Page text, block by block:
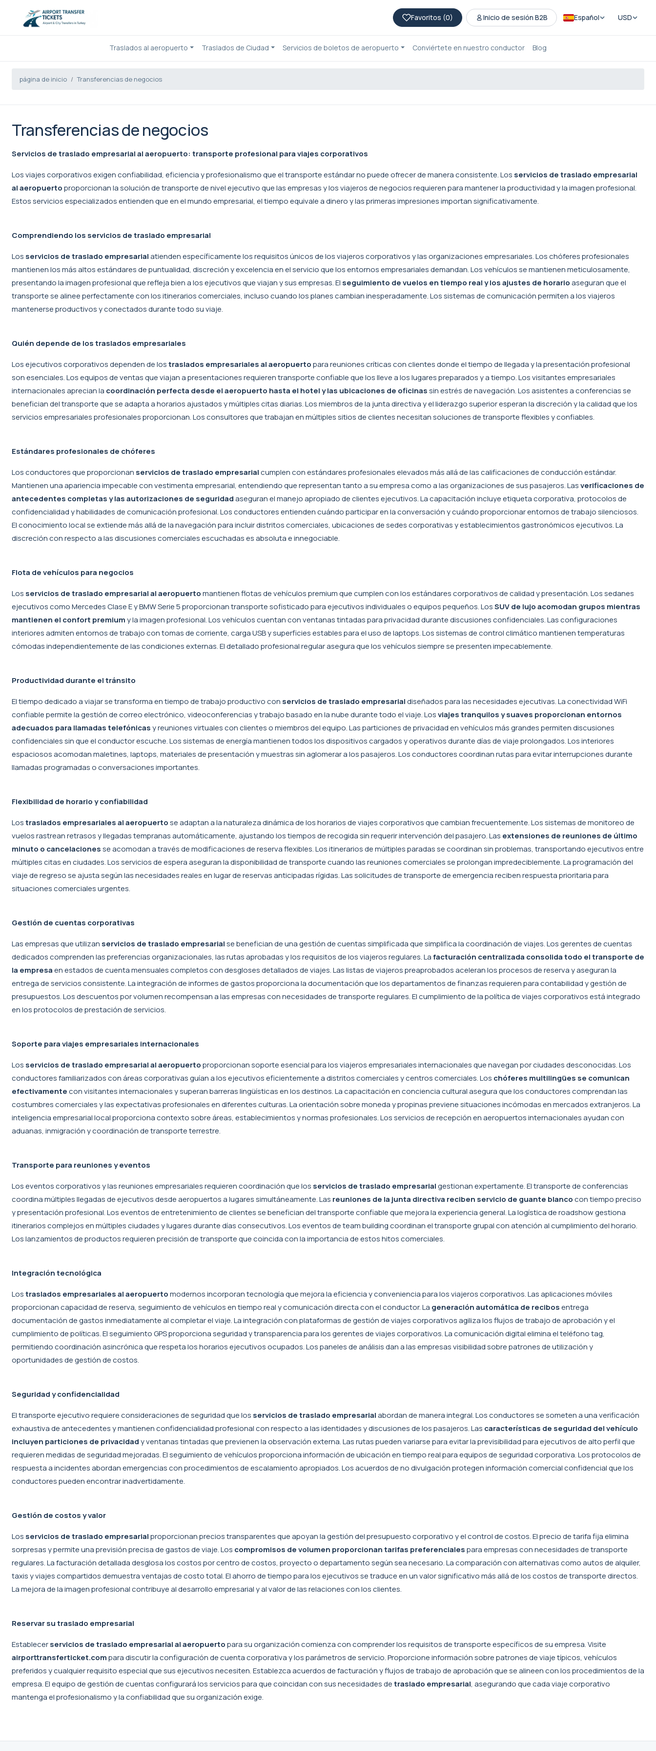
Favoritos (0) Inicio de sesión B2B Español USD
Traslados al aeropuerto Traslados de Ciudad Servicios de boletos de aeropuerto Conviértete en nuestro conductor Blog
página de inicio Transferencias de negocios
Transferencias de negocios
Servicios de traslado empresarial al aeropuerto: transporte profesional para viajes corporativos
Los viajes corporativos exigen confiabilidad, eficiencia y profesionalismo que el transporte estándar no puede ofrecer de manera consistente. Los servicios de traslado empresarial
al aeropuertoproporcionan la solución de transporte de nivel ejecutivo que las empresas y los viajeros de negocios requieren para mantener la productividad y la imagen profesional.
Estos servicios especializados entienden que en el mundo empresarial, el tiempo equivale a dinero y las primeras impresiones importan significativamente.
Comprendiendo los servicios de traslado empresarial
Los servicios de traslado empresarialatienden específicamente los requisitos únicos de los viajeros corporativos y las organizaciones empresariales. Los chóferes profesionales
mantienen los más altos estándares de puntualidad, discreción y excelencia en el servicio que los entornos empresariales demandan. Los vehículos se mantienen meticulosamente,
presentando la imagen profesional que refleja bien a los ejecutivos que viajan y sus empresas. El seguimiento de vuelos en tiempo real y los ajustes de horarioaseguran que el
transporte se alinee perfectamente con los itinerarios comerciales, incluso cuando los planes cambian inesperadamente. Los sistemas de comunicación permiten a los viajeros
mantenerse productivos y conectados durante todo su viaje.
Quién depende de los traslados empresariales
Los ejecutivos corporativos dependen de lostraslados empresariales al aeropuertopara reuniones críticas con clientes donde el tiempo de llegada y la presentación profesional
son esenciales. Los equipos de ventas que viajan a presentaciones requieren transporte confiable que los lleve a los lugares preparados y a tiempo. Los visitantes empresariales
internacionales aprecian la coordinación perfecta desde el aeropuerto hasta el hotel y las ubicaciones de oficinassin estrés de navegación. Los asistentes a conferencias se
benefician del transporte que se adapta a horarios ajustados y múltiples citas diarias. Los miembros de la junta directiva y el liderazgo superior esperan la discreción y la calidad que los
servicios empresariales profesionales proporcionan. Los consultores que trabajan en múltiples sitios de clientes necesitan soluciones de transporte flexibles y confiables.
Estándares profesionales de chóferes
Los conductores que proporcionan servicios de traslado empresarialcumplen con estándares profesionales elevados más allá de las calificaciones de conducción estándar.
Mantienen una apariencia impecable con vestimenta empresarial, entendiendo que representan tanto a su empresa como a las organizaciones de sus pasajeros. Lasverificaciones de
antecedentes completas y las autorizaciones de seguridadaseguran el manejo apropiado de clientes ejecutivos. La capacitación incluye etiqueta corporativa, protocolos de
confidencialidad y habilidades de comunicación profesional. Los conductores entienden cuándo participar en la conversación y cuándo proporcionar entornos de trabajo silenciosos.
El conocimiento local se extiende más allá de la navegación para incluir distritos comerciales, ubicaciones de sedes corporativas y establecimientos gastronómicos ejecutivos. La
discreción con respecto a las discusiones comerciales escuchadas es absoluta e innegociable.
Flota de vehículos para negocios
Los servicios de traslado empresarial al aeropuertomantienen flotas de vehículos premium que cumplen con los estándares corporativos de calidad y presentación. Los sedanes
ejecutivos como Mercedes Clase E y BMW Serie 5 proporcionan transporte sofisticado para ejecutivos individuales o equipos pequeños. LosSUV de lujo acomodan grupos mientras
mantienen el confort premiumy la imagen profesional. Los vehículos cuentan con ventanas tintadas para privacidad durante discusiones confidenciales. Las configuraciones
interiores admiten entornos de trabajo con tomas de corriente, carga USB y superficies estables para el uso de laptops. Los sistemas de control climático mantienen temperaturas
cómodas independientemente de las condiciones externas. El detallado profesional regular asegura que los vehículos siempre se presenten impecablemente.
Productividad durante el tránsito
El tiempo dedicado a viajar se transforma en tiempo de trabajo productivo con servicios de traslado empresarialdiseñados para las necesidades ejecutivas. La conectividad WiFi
confiable permite la gestión de correo electrónico, videoconferencias y trabajo basado en la nube durante todo el viaje. Losviajes tranquilos y suaves proporcionan entornos
adecuados para llamadas telefónicasy reuniones virtuales con clientes o miembros del equipo. Las particiones de privacidad en vehículos más grandes permiten discusiones
confidenciales sin que el conductor escuche. Los sistemas de energía mantienen todos los dispositivos cargados y operativos durante días de viaje prolongados. Los interiores
espaciosos acomodan maletines, laptops, materiales de presentación y muestras sin aglomerar a los pasajeros. Los conductores coordinan rutas para evitar interrupciones durante
llamadas programadas o conversaciones importantes.
Flexibilidad de horario y confiabilidad
Lostraslados empresariales al aeropuertose adaptan a la naturaleza dinámica de los horarios de viajes corporativos que cambian frecuentemente. Los sistemas de monitoreo de
vuelos rastrean retrasos y llegadas tempranas automáticamente, ajustando los tiempos de recogida sin requerir intervención del pasajero. Las extensiones de reuniones de último
minuto o cancelacionesse acomodan a través de modificaciones de reserva flexibles. Los itinerarios de múltiples paradas se coordinan sin problemas, transportando ejecutivos entre
múltiples citas en ciudades. Los servicios de espera aseguran la disponibilidad de transporte cuando las reuniones comerciales se prolongan impredeciblemente. La programación del
viaje de regreso se ajusta según las necesidades reales en lugar de reservas anticipadas rígidas. Las solicitudes de transporte de emergencia reciben respuesta prioritaria para
situaciones comerciales urgentes.
Gestión de cuentas corporativas
Las empresas que utilizan servicios de traslado empresarialse benefician de una gestión de cuentas simplificada que simplifica la coordinación de viajes. Los gerentes de cuentas
dedicados comprenden las preferencias organizacionales, las rutas aprobadas y los requisitos de los viajeros regulares. Lafacturación centralizada consolida todo el transporte de
la empresaen estados de cuenta mensuales completos con desgloses detallados de viajes. Las listas de viajeros preaprobados aceleran los procesos de reserva y aseguran la
entrega de servicios consistente. La integración de informes de gastos proporciona la documentación que los departamentos de finanzas requieren para contabilidad y gestión de
presupuestos. Los descuentos por volumen recompensan a las empresas con necesidades de transporte regulares. El cumplimiento de la política de viajes corporativos está integrado
en los protocolos de prestación de servicios.
Soporte para viajes empresariales internacionales
Los servicios de traslado empresarial al aeropuertoproporcionan soporte esencial para los viajeros empresariales internacionales que navegan por ciudades desconocidas. Los
conductores familiarizados con áreas corporativas guían a los ejecutivos eficientemente a distritos comerciales y centros comerciales. Los chóferes multilingües se comunican
efectivamentecon visitantes internacionales y superan barreras lingüísticas en los destinos. La capacitación en conciencia cultural asegura que los conductores comprendan las
costumbres comerciales y las expectativas profesionales en diferentes culturas. La orientación sobre moneda y propinas previene situaciones incómodas en mercados extranjeros. La
inteligencia empresarial local proporciona contexto sobre áreas, establecimientos y normas profesionales. Los servicios de recepción en aeropuertos internacionales ayudan con
aduanas, inmigración y coordinación de transporte terrestre.
Transporte para reuniones y eventos
Los eventos corporativos y las reuniones empresariales requieren coordinación que los servicios de traslado empresarialgestionan expertamente. El transporte de conferencias
coordina múltiples llegadas de ejecutivos desde aeropuertos a lugares simultáneamente. Las reuniones de la junta directiva reciben servicio de guante blancocon tiempo preciso
y presentación profesional. Los eventos de entretenimiento de clientes se benefician del transporte confiable que mejora la experiencia general. La logística de roadshow gestiona
itinerarios complejos en múltiples ciudades y lugares durante días consecutivos. Los eventos de team building coordinan el transporte grupal con atención al cumplimiento del horario.
Los lanzamientos de productos requieren precisión de transporte que coincida con la importancia de estos hitos comerciales.
Integración tecnológica
Lostraslados empresariales al aeropuertomodernos incorporan tecnología que mejora la eficiencia y conveniencia para los viajeros corporativos. Las aplicaciones móviles
proporcionan capacidad de reserva, seguimiento de vehículos en tiempo real y comunicación directa con el conductor. La generación automática de recibosentrega
documentación de gastos inmediatamente al completar el viaje. La integración con plataformas de gestión de viajes corporativos agiliza los flujos de trabajo de aprobación y el
cumplimiento de políticas. El seguimiento GPS proporciona seguridad y transparencia para los gerentes de viajes corporativos. La comunicación digital elimina el teléfono tag,
permitiendo coordinación asincrónica que respeta los horarios ejecutivos ocupados. Los paneles de análisis dan a las empresas visibilidad sobre patrones de utilización y
oportunidades de gestión de costos.
Seguridad y confidencialidad
El transporte ejecutivo requiere consideraciones de seguridad que los servicios de traslado empresarialabordan de manera integral. Los conductores se someten a una verificación
exhaustiva de antecedentes y mantienen confidencialidad profesional con respecto a las identidades y discusiones de los pasajeros. Las características de seguridad del vehículo
incluyen particiones de privacidady ventanas tintadas que previenen la observación externa. Las rutas pueden variarse para evitar la previsibilidad para ejecutivos de alto perfil que
requieren medidas de seguridad mejoradas. El seguimiento de vehículos proporciona información de ubicación en tiempo real para equipos de seguridad corporativa. Los protocolos de
respuesta a incidentes abordan emergencias con procedimientos de escalamiento apropiados. Los acuerdos de no divulgación protegen información comercial confidencial que los
conductores pueden encontrar inadvertidamente.
Gestión de costos y valor
Los servicios de traslado empresarialproporcionan precios transparentes que apoyan la gestión del presupuesto corporativo y el control de costos. El precio de tarifa fija elimina
sorpresas y permite una previsión precisa de gastos de viaje. Los compromisos de volumen proporcionan tarifas preferencialespara empresas con necesidades de transporte
regulares. La facturación detallada desglosa los costos por centro de costos, proyecto o departamento según sea necesario. La comparación con alternativas como autos de alquiler,
taxis y viajes compartidos demuestra ventajas de costo total. El ahorro de tiempo para los ejecutivos se traduce en un valor significativo más allá de los costos de transporte directos.
La mejora de la imagen profesional contribuye al desarrollo empresarial y al valor de las relaciones con los clientes.
Reservar su traslado empresarial
Establecerservicios de traslado empresarial al aeropuertopara su organización comienza con comprender los requisitos de transporte específicos de su empresa. Visite
airporttransferticket.compara discutir la configuración de cuenta corporativa y los parámetros de servicio. Proporcione información sobre patrones de viaje típicos, vehículos
preferidos y cualquier requisito especial que sus ejecutivos necesiten. Establezca acuerdos de facturación y flujos de trabajo de aprobación que se alineen con los procedimientos de la
empresa. El equipo de gestión de cuentas configurará los servicios para que coincidan con sus necesidades detraslado empresarial, asegurando que cada viaje corporativo
mantenga el profesionalismo y la confiabilidad que su organización exige.